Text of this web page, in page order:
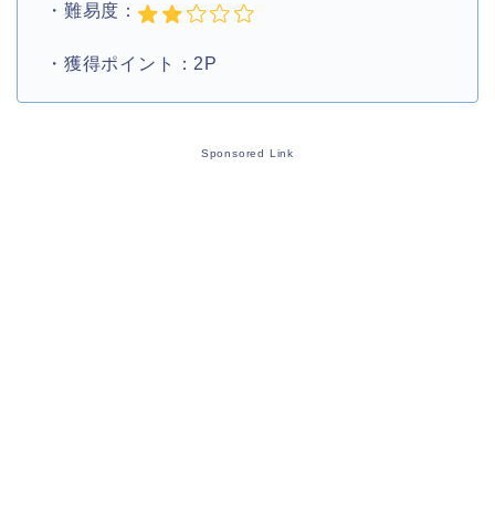
・難易度：
・獲得ポイント：2P
Sponsored Link